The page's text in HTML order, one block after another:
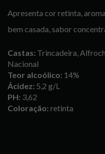
Apresenta cor retinta,
bem casada, sabor
Castas: Trincadeira,
Nacional
Teor alcoólico: 14%
Ácidez: 5,2 g/L
PH: 3,62
Coloração: retinta